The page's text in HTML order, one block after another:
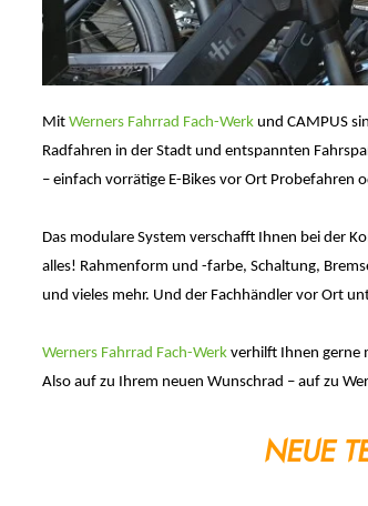
Mit Werners Fahrrad Fach-Werkund CAMPUS
Radfahren in der Stadt und entspannten
– einfach vorrätige E-Bikes vor Ort Probefahren
Das modulare System verschafft Ihnen bei der
alles! Rahmenform und -farbe, Schaltung,
und vieles mehr. Und der Fachhändler vor Ort
Werners Fahrrad Fach-Werkverhilft Ihnen gerne
Also auf zu Ihrem neuen Wunschrad – auf zu
NEUE